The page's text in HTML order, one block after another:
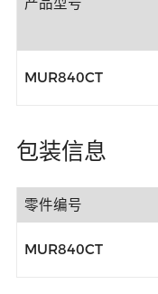
产品型号
MUR840CT
包装信息
零件编号
MUR840CT